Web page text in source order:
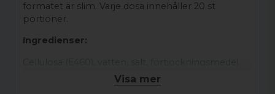
formatet är slim. Varje dosa innehåller 20 st
portioner.
Ingredienser:
(E401), fuktighetsbevarande medel (E1520),
surhetsreglerande medel (E501), sötningsmedel
Visa mer